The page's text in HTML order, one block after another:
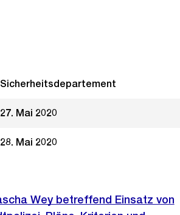
Sicherheitsdepartement
27. Mai 2020
28. Mai 2020
Wey betreffend Einsatz von